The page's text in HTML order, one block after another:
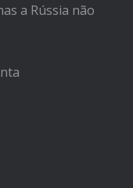
a Rússia não